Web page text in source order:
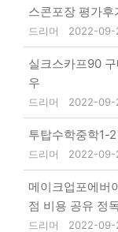
스콘포장 평가
드리머 2022-09-
실크스카프90
우
드리머 2022-09-
투탑수학중학1-
드리머 2022-09-
메이크업포에버
점 비용 공유 정
드리머 2022-09-